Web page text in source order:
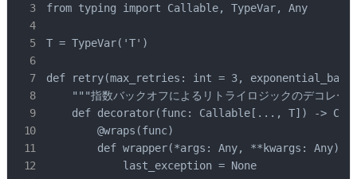
from typing import Callable, TypeVar, Any
T = TypeVar('T')
def retry(max_retries: int = 3,
"""指数バックオフによるリトライロジックのデコレー
def decorator(func: Callable[..., T]) ->
        @wraps(func)
def wrapper(*args: Any, **kwargs: Any) -
            last_exception = None